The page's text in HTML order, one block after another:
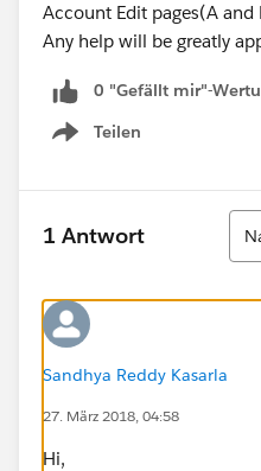
Account Edit pages(A and
Any help will be greatly
0 "Gefällt mir"-
Teilen
Show menu
1 Antwort
Sandhya Reddy Kasarla
27. März 2018, 04:58
Hi,